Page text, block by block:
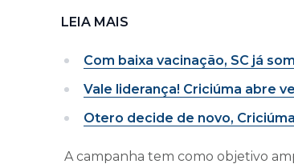
LEIA MAIS
Com baixa vacinação, SC já
Vale liderança! Criciúma abre
Otero decide de novo,
A campanha tem como objetivo